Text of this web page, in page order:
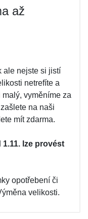
až
ale nejste si jistí
netrefíte a
vyměníme za
na naši
mít zdarma.
lze provést
opotřebení či
velikosti.